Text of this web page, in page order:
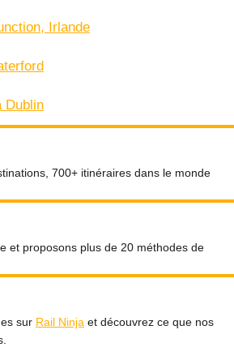
Irlande
Dublin
700+ itinéraires dans le monde
et proposons plus de 20 méthodes de
sur Rail Ninja et découvrez ce que nos